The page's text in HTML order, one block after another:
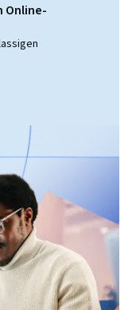
Online-